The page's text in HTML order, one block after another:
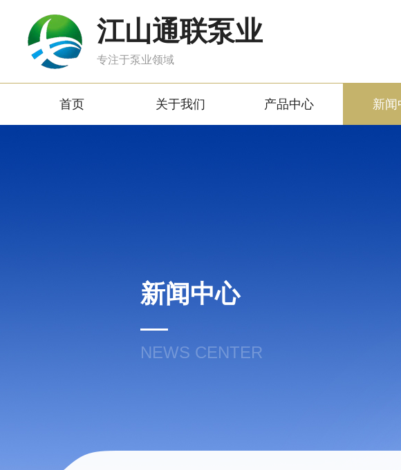
江山通联泵业
专注于泵业领域
首页 关于我们 产品中心 新闻
新闻中心
NEWS CENTER